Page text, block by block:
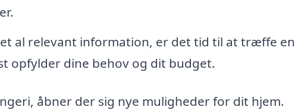
al relevant information, er det tid til at træffe en
opfylder dine behov og dit budget.
åbner der sig nye muligheder for dit hjem.